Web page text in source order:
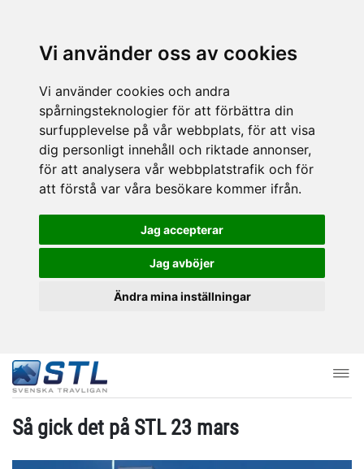
Vi använder oss av cookies
Vi använder cookies och andra
spårningsteknologier för att förbättra din
surfupplevelse på vår webbplats, för att visa
dig personligt innehåll och riktade annonser,
för att analysera vår webbplatstrafik och för
att förstå var våra besökare kommer ifrån.
Jag accepterar
Jag avböjer
Ändra mina inställningar
Så gick det på STL 23 mars